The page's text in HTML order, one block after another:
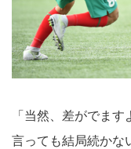
「当然、差がでま
言っても結局続かな